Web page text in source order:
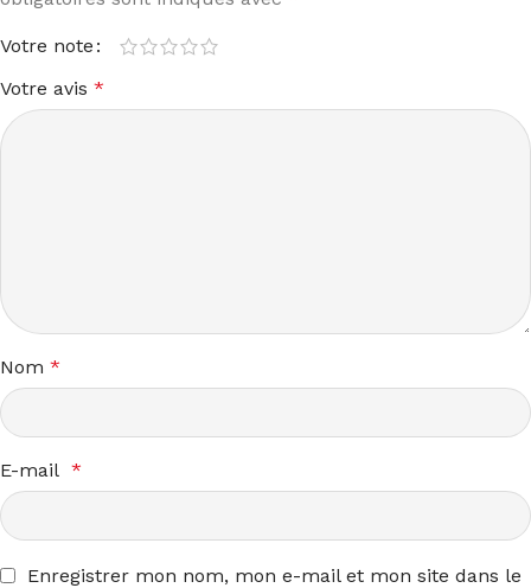
Votre note
Votre avis *
Nom *
E-mail *
Enregistrer mon nom, mon e-mail et mon site dans le